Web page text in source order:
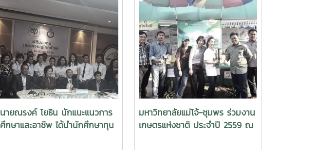
นายณรงค์ โยธิน นักแนะแนวการ
ศึกษาและอาชีพ ได้นำนักศึกษาทุน
มหาวิทยาลัยแม่โจ้-ชุมพร ร่วมงาน
เกษตรแห่งชาติ ประจำปี 2559 ณ